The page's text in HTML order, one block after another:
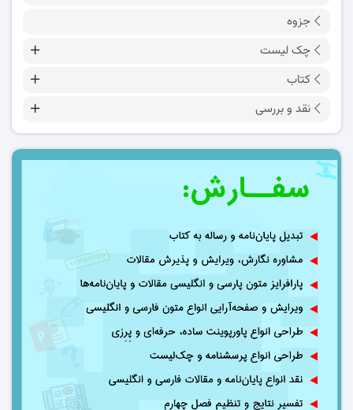
جزوه
چک لیست
کتاب
نقد و بررسی